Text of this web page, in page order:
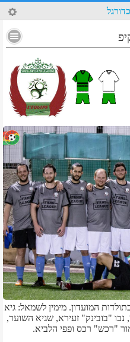
55
המועדון. מימין לשמאל: גיא
נבו "בובינק" זעירא, שגיא השוער,
"רכש" רכס ופפי הלביא.